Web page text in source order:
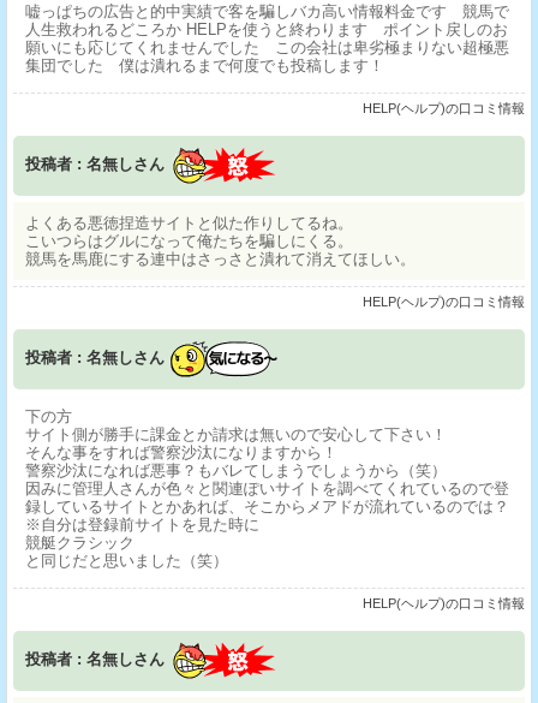
嘘っぱちの広告と的中実績で客を騙しバカ高い情報料金です 競馬で
人生救われるどころか HELPを使うと終わります ポイント戻しのお
願いにも応じてくれませんでした この会社は卑劣極まりない超極悪
集団でした 僕は潰れるまで何度でも投稿します！
HELP(ヘルプ)の口コミ情報
投稿者 : 名無しさん
よくある悪徳捏造サイトと似た作りしてるね。
こいつらはグルになって俺たちを騙しにくる。
競馬を馬鹿にする連中はさっさと潰れて消えてほしい。
HELP(ヘルプ)の口コミ情報
投稿者 : 名無しさん
下の方
サイト側が勝手に課金とか請求は無いので安心して下さい！
そんな事をすれば警察沙汰になりますから！
警察沙汰になれば悪事？もバレてしまうでしょうから（笑）
因みに管理人さんが色々と関連ぽいサイトを調べてくれているので登
録しているサイトとかあれば、そこからメアドが流れているのでは？
※自分は登録前サイトを見た時に
競艇クラシック
と同じだと思いました（笑）
HELP(ヘルプ)の口コミ情報
投稿者 : 名無しさん